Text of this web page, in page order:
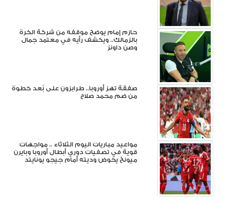
حازم إمام يوضح موقفه من شركة الكرة
بالزمالك.. ويكشف رأيه في معتمد جمال
وصن داونز
صفقة تهز أوروبا.. طرابزون على بُعد خطوة
من ضم محمد صلاح
مواعيد مباريات اليوم الثلاثاء .. مواجهات
قوية في تصفيات دوري أبطال أوروبا وبايرن
ميونخ يخوض وديته أمام جيجو يونايتد